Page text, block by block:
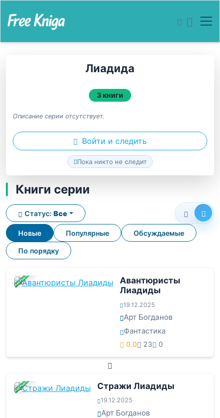
Лиадида
3 книги
Описание серии отсутствует.
Войти и следить
Пока никто не следит
Книги серии
Новые Популярные Обсуждаемые
По порядку
Статус: Все
ЗАВЕРШЕНА
Авантюристы
Лиадиды
19.12.2025
Арт Богданов
Фантастика
0.0 23 0
ЗАВЕРШЕНА Стражи Лиадиды
19.12.2025
Арт Богданов